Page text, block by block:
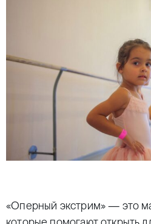
«Оперный экстрим» — это